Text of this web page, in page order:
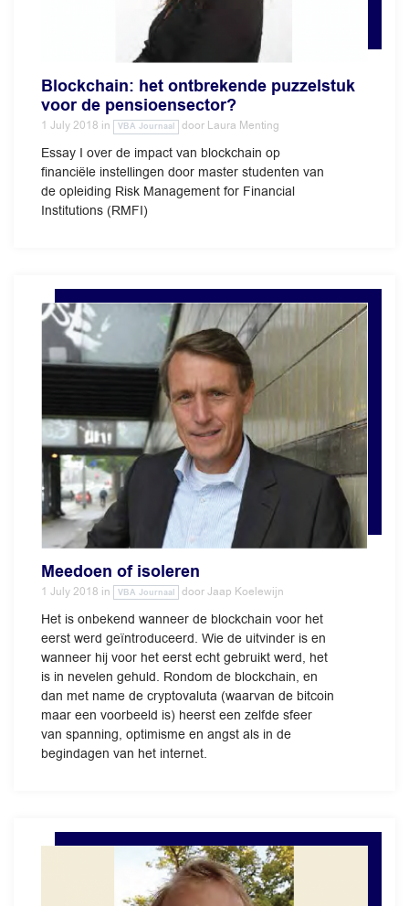
Blockchain: het ontbrekende puzzelstuk
voor de pensioensector?
1 July 2018 in VBA Journaal door Laura Menting
Essay I over de impact van blockchain op
financiële instellingen door master studenten van
de opleiding Risk Management for Financial
Institutions (RMFI)
Meedoen of isoleren
1 July 2018 in VBA Journaal doorJaap Koelewijn
Het is onbekend wanneer de blockchain voor het
eerst werd geïntroduceerd. Wie de uitvinder is en
wanneer hij voor het eerst echt gebruikt werd, het
is in nevelen gehuld. Rondom de blockchain, en
dan met name de cryptovaluta (waarvan de bitcoin
maar een voorbeeld is) heerst een zelfde sfeer
van spanning, optimisme en angst als in de
begindagen van het internet.